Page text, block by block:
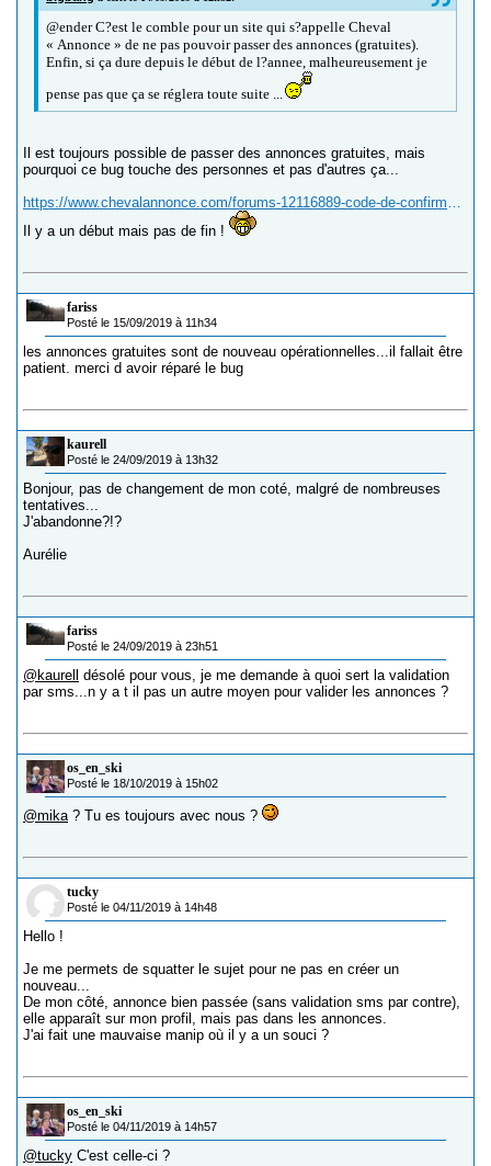
@ender C?est le comble pour un site qui s?appelle Cheval
« Annonce » de ne pas pouvoir passer des annonces (gratuites).
Enfin, si ça dure depuis le début de l?annee, malheureusement je
pense pas que ça se réglera toute suite ...
Il est toujours possible de passer des annonces gratuites, mais
pourquoi ce bug touche des personnes et pas d'autres ça...
https://www.chevalannonce.com/forums-12116889-code-de-confirmation?p=1#12117256
Il y a un début mais pas de fin !
fariss
Posté le 15/09/2019 à 11h34
les annonces gratuites sont de nouveau opérationnelles...il fallait être
patient. merci d avoir réparé le bug
kaurell
Posté le 24/09/2019 à 13h32
Bonjour, pas de changement de mon coté, malgré de nombreuses
tentatives...
J'abandonne?!?
Aurélie
fariss
Posté le 24/09/2019 à 23h51
@kaurell
désolé pour vous, je me demande à quoi sert la validation
par sms...n y a t il pas un autre moyen pour valider les annonces ?
os_en_ski
Posté le 18/10/2019 à 15h02
@mika ? Tu es toujours avec nous ?
tucky
Posté le 04/11/2019 à 14h48
Hello !
Je me permets de squatter le sujet pour ne pas en créer un
nouveau...
De mon côté, annonce bien passée (sans validation sms par contre),
elle apparaît sur mon profil, mais pas dans les annonces.
J'ai fait une mauvaise manip où il y a un souci ?
os_en_ski
Posté le 04/11/2019 à 14h57
@tucky C'est celle-ci ?